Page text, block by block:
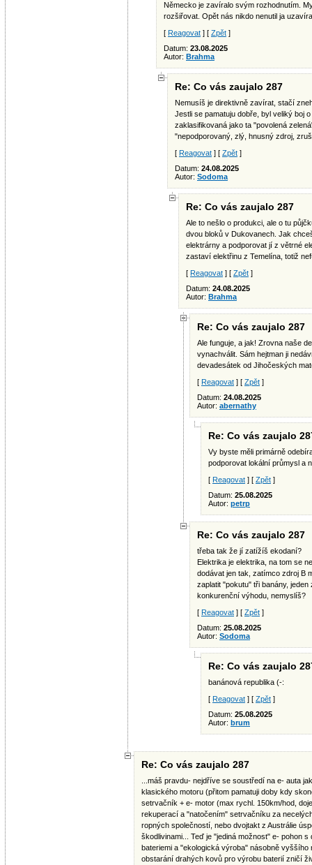
Německo je zavíralo svým rozhodnutím.
rozšiřovat. Opět nás nikdo nenutil ja
[ Reagovat ] [ Zpět ]
Datum: 23.08.2025
Autor: Brahma
Re: Co vás zaujalo 287
Nemusíš je direktivně zavírat, stačí
Jestli se pamatuju dobře, byl veliký boj
zaklasifikovaná jako ta "povolená
"nepodporovaný, zlý, hnusný zdroj,
[ Reagovat ] [ Zpět ]
Datum: 24.08.2025
Autor: Sodoma
Re: Co vás zaujalo 287
Ale to nešlo o produkci, ale o tu
dvou bloků v Dukovanech. Jak
elektrárny a podporovat jí z větrné
zastaví elektřinu z Temelína, totiž
[ Reagovat ] [ Zpět ]
Datum: 24.08.2025
Autor: Brahma
Re: Co vás zaujalo 287
Ale funguje, a jak! Zrovna naše
vynachválit. Sám hejtman ji
devadesátek od Jihočeských
[ Reagovat ] [ Zpět ]
Datum: 24.08.2025
Autor: abernathy
Re: Co vás zaujalo
Vy byste měli primárně
podporovat lokální průmysl a
[ Reagovat ] [ Zpět ]
Datum: 25.08.2025
Autor: petrp
Re: Co vás zaujalo 287
třeba tak že jí zatížíš ekodaní?
Elektrika je elektrika, na tom se
dodávat jen tak, zatímco zdroj B
zaplatit "pokutu" tři banány,
konkurenční výhodu, nemyslíš?
[ Reagovat ] [ Zpět ]
Datum: 25.08.2025
Autor: Sodoma
Re: Co vás zaujalo
banánová republika (-:
[ Reagovat ] [ Zpět ]
Datum: 25.08.2025
Autor: brum
Re: Co vás zaujalo 287
...máš pravdu- nejdříve se soustředí na e- auta
klasického motoru (přitom pamatuji doby kdy
setrvačník + e- motor (max rychl. 150km/hod,
rekuperací a "natočením" setrvačníku za
ropných společností, nebo dvojtakt z Austrálie
škodlivinami... Teď je "jediná možnost" e- pohon
bateriemi a "ekologická výroba" násobně
obstarání drahých kovů pro výrobu baterií zničí